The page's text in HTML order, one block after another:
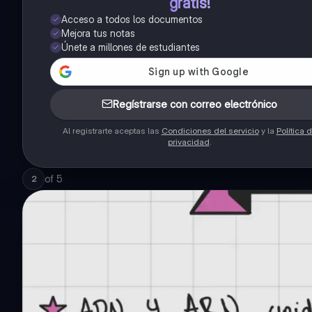
Acceso a todos los documentos
Mejora tus notas
Únete a millones de estudiantes
Regístrarse con correo electrónico
Al registrarte aceptas las Condiciones del servicioy la Política
privacidad.
2 of 5